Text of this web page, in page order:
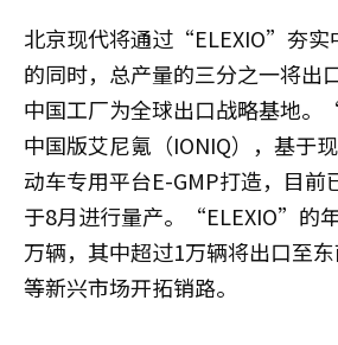
北京现代将通过“ELEXIO”夯实
的同时，总产量的三分之一将出
中国工厂为全球出口战略基地
中国版艾尼氪（IONIQ），基于
动车专用平台E-GMP打造，目前
于8月进行量产。“ELEXIO”的
万辆，其中超过1万辆将出口至
等新兴市场开拓销路。